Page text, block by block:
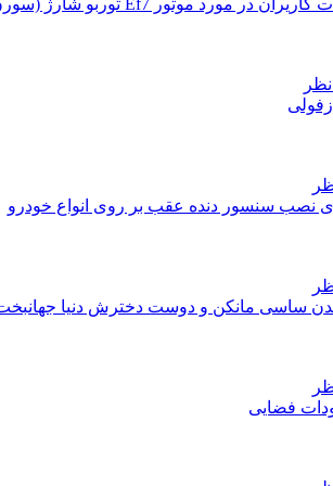
نصب سنسور دنده عقب بر روی انواع خودرو
ساسی مانکن و دوست دخترش دنیا
فضایی